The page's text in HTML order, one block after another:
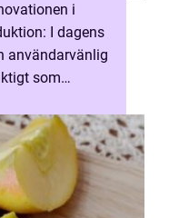
i
I dagens
användarvänlig
som